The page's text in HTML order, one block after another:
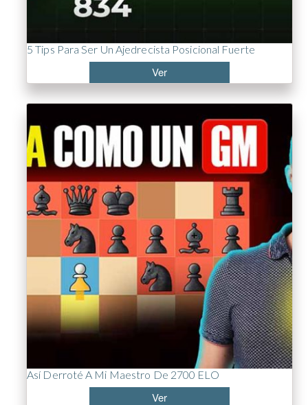
5 Tips Para Ser Un Ajedrecista Posicional Fuerte
Ver
Así Derroté A Mi Maestro De 2700 ELO
Ver